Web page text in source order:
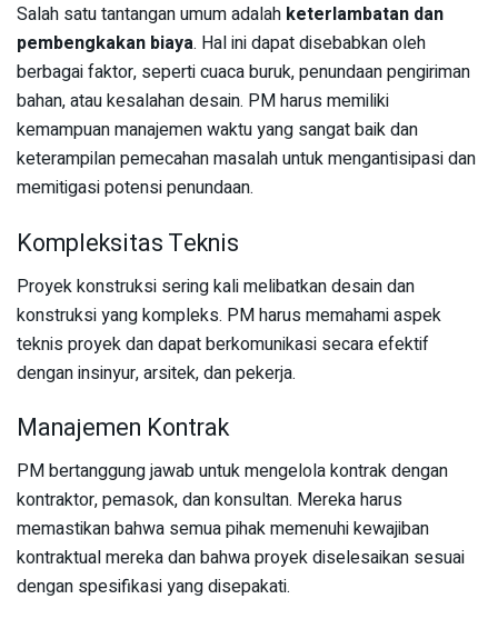
Salah satu tantangan umum adalah keterlambatan dan
pembengkakan biaya. Hal ini dapat disebabkan oleh
berbagai faktor, seperti cuaca buruk, penundaan pengiriman
bahan, atau kesalahan desain. PM harus memiliki
kemampuan manajemen waktu yang sangat baik dan
keterampilan pemecahan masalah untuk mengantisipasi dan
memitigasi potensi penundaan.
Kompleksitas Teknis
Proyek konstruksi sering kali melibatkan desain dan
konstruksi yang kompleks. PM harus memahami aspek
teknis proyek dan dapat berkomunikasi secara efektif
dengan insinyur, arsitek, dan pekerja.
Manajemen Kontrak
PM bertanggung jawab untuk mengelola kontrak dengan
kontraktor, pemasok, dan konsultan. Mereka harus
memastikan bahwa semua pihak memenuhi kewajiban
kontraktual mereka dan bahwa proyek diselesaikan sesuai
dengan spesifikasi yang disepakati.